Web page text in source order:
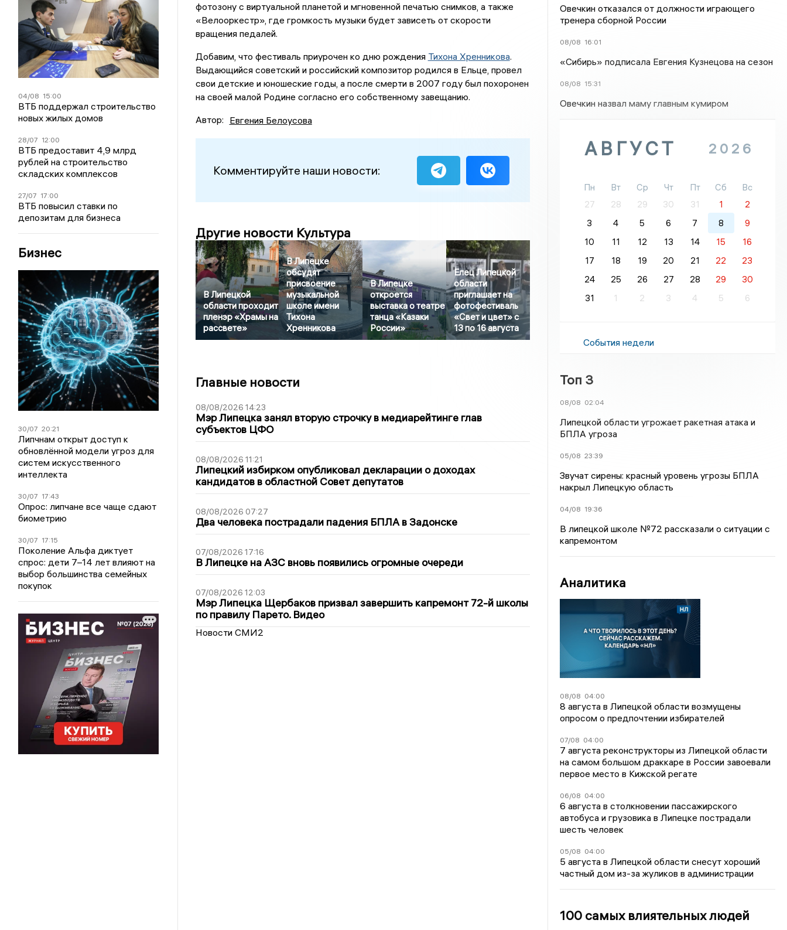
04/08 15:00
ВТБ поддержал строительство
новых жилых домов
28/07 12:00
ВТБ предоставит 4,9 млрд
рублей на строительство
складских комплексов
27/07 17:00
ВТБ повысил ставки по
депозитам для бизнеса
Бизнес
30/07 20:21
Липчнам открыт доступ к
обновлённой модели угроз для
систем искусственного
интеллекта
30/07 17:43
Опрос: липчане все чаще сдают
биометрию
30/07 17:15
Поколение Альфа диктует
спрос: дети 7–14 лет влияют на
выбор большинства семейных
покупок
фотозону с виртуальной планетой и мгновенной печатью снимков, а также
«Велооркестр», где громкость музыки будет зависеть от скорости
вращения педалей.
Добавим, что фестиваль приурочен ко дню рождения Тихона Хренникова.
Выдающийся советский и российский композитор родился в Ельце, провел
свои детские и юношеские годы, а после смерти в 2007 году был похоронен
на своей малой Родине согласно его собственному завещанию.
Автор: Евгения Белоусова
Комментируйте наши новости:
Другие новости Культура
В Липецкой
области проходит
пленэр «Храмы на
рассвете»
В Липецке
обсудят
присвоение
музыкальной
школе имени
Тихона
Хренникова
В Липецке
откроется
выставка о театре
танца «Казаки
России»
Елец Липецкой
области
приглашает на
фотофестиваль
«Свет и цвет» с
13 по 16 августа
Главные новости
08/08/2026 14:23
Мэр Липецка занял вторую строчку в медиарейтинге глав
субъектов ЦФО
08/08/2026 11:21
Липецкий избирком опубликовал декларации о доходах
кандидатов в областной Совет депутатов
08/08/2026 07:27
Два человека пострадали падения БПЛА в Задонске
07/08/2026 17:16
В Липецке на АЗС вновь появились огромные очереди
07/08/2026 12:03
Мэр Липецка Щербаков призвал завершить капремонт 72-й школы
по правилу Парето. Видео
Новости СМИ2
Овечкин отказался от должности играющего
тренера сборной России
08/08 16:01
«Сибирь» подписала Евгения Кузнецова на сезон
08/08 15:31
Овечкин назвал маму главным кумиром
АВГУСТ 2026
Пн Вт Ср Чт Пт Сб
Вс
27
28 29 30 31 1
2
3
4 5 6 7 8
9
10
11 12 13 14 15
16
17
18 19 20 21 22
23
24
25 26 27 28 29
30
31
1 2 3 4 5 6
События недели
Топ 3
08/08 02:04
Липецкой области угрожает ракетная атака и
БПЛА угроза
05/08 23:39
Звучат сирены: красный уровень угрозы БПЛА
накрыл Липецкую область
04/08 19:36
В липецкой школе №72 рассказали о ситуации с
капремонтом
Аналитика
08/08 04:00
8 августа в Липецкой области возмущены
опросом о предпочтении избирателей
07/08 04:00
7 августа реконструкторы из Липецкой области
на самом большом драккаре в России завоевали
первое место в Кижской регате
06/08 04:00
6 августа в столкновении пассажирского
автобуса и грузовика в Липецке пострадали
шесть человек
05/08 04:00
5 августа в Липецкой области снесут хороший
частный дом из-за жуликов в администрации
100 самых влиятельных людей